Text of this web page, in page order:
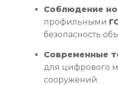
Соблюдение
профильными
безопасность
Современные
для цифрового
сооружений.